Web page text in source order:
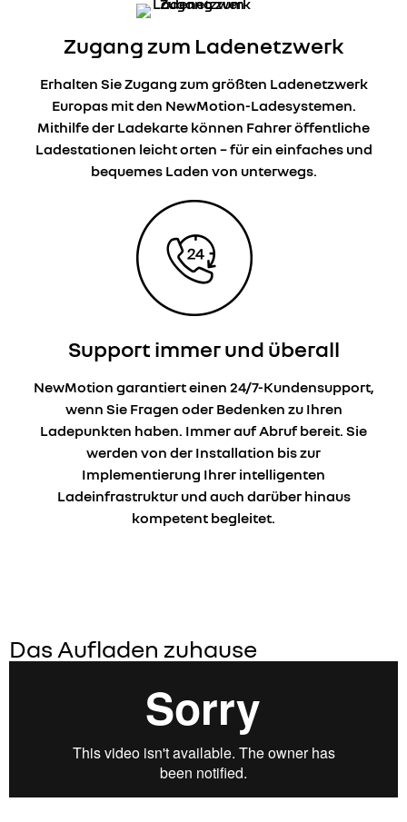
Zugang zum Ladenetzwerk
Erhalten Sie Zugang zum größten Ladenetzwerk
Europas mit den NewMotion-Ladesystemen.
Mithilfe der Ladekarte können Fahrer öffentliche
Ladestationen leicht orten – für ein einfaches und
bequemes Laden von unterwegs.
Support immer und überall
NewMotion garantiert einen 24/7-Kundensupport,
wenn Sie Fragen oder Bedenken zu Ihren
Ladepunkten haben. Immer auf Abruf bereit. Sie
werden von der Installation bis zur
Implementierung Ihrer intelligenten
Ladeinfrastruktur und auch darüber hinaus
kompetent begleitet.
Das Aufladen zuhause